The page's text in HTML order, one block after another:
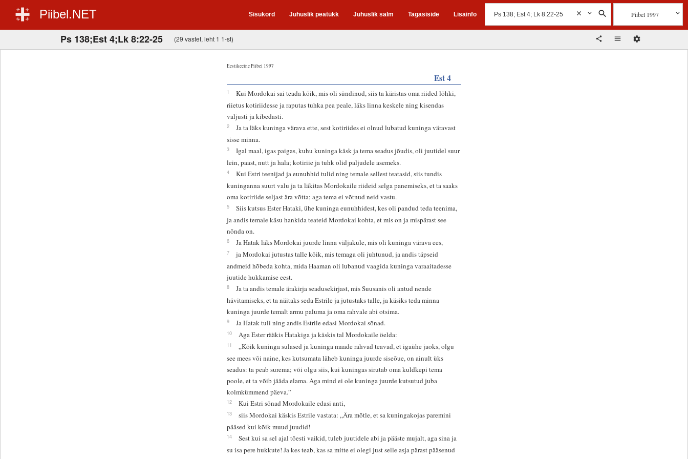
Piibel.NET Sisukord Juhuslik peatükk Juhuslik salm Tagasiside Lisainfo Piibel 1997
Ps 138;Est 4;Lk 8:22-25 (29 vastet, leht 1 1-st)
Eestikeelne Piibel 1997
Est 4
1
Kui Mordokai sai teada kõik, mis oli sündinud, siis ta käristas oma riided lõhki,
riietus kotiriidesse ja raputas tuhka pea peale, läks linna keskele ning kisendas
valjusti ja kibedasti.
2
Ja ta läks kuninga värava ette, sest kotiriides ei olnud lubatud kuninga väravast
sisse minna.
3
Igal maal, igas paigas, kuhu kuninga käsk ja tema seadus jõudis, oli juutidel suur
lein, paast, nutt ja hala; kotiriie ja tuhk olid paljudele asemeks.
4
Kui Estri teenijad ja eunuhhid tulid ning temale sellest teatasid, siis tundis
kuninganna suurt valu ja ta läkitas Mordokaile riideid selga panemiseks, et ta saaks
oma kotiriide seljast ära võtta; aga tema ei võtnud neid vastu.
5
Siis kutsus Ester Hataki, ühe kuninga eunuhhidest, kes oli pandud teda teenima,
ja andis temale käsu hankida teateid Mordokai kohta, et mis on ja mispärast see
nõnda on.
6 Ja Hatak läks Mordokai juurde linna väljakule, mis oli kuninga värava ees,
7
ja Mordokai jutustas talle kõik, mis temaga oli juhtunud, ja andis täpseid
andmeid hõbeda kohta, mida Haaman oli lubanud vaagida kuninga varaaitadesse
juutide hukkamise eest.
8
Ja ta andis temale ärakirja seadusekirjast, mis Suusanis oli antud nende
hävitamiseks, et ta näitaks seda Estrile ja jutustaks talle, ja käsiks teda minna
kuninga juurde temalt armu paluma ja oma rahvale abi otsima.
9 Ja Hatak tuli ning andis Estrile edasi Mordokai sõnad.
10 Aga Ester rääkis Hatakiga ja käskis tal Mordokaile öelda:
11
„Kõik kuninga sulased ja kuninga maade rahvad teavad, et igaühe jaoks, olgu
see mees või naine, kes kutsumata läheb kuninga juurde siseõue, on ainult üks
seadus: ta peab surema; või olgu siis, kui kuningas sirutab oma kuldkepi tema
poole, et ta võib jääda elama. Aga mind ei ole kuninga juurde kutsutud juba
kolmkümmend päeva.”
12 Kui Estri sõnad Mordokaile edasi anti,
13
siis Mordokai käskis Estrile vastata: „Ära mõtle, et sa kuningakojas paremini
pääsed kui kõik muud juudid!
14
Sest kui sa sel ajal tõesti vaikid, tuleb juutidele abi ja pääste mujalt, aga sina ja
su isa pere hukkute! Ja kes teab, kas sa mitte ei olegi just selle asja pärast pääsenud